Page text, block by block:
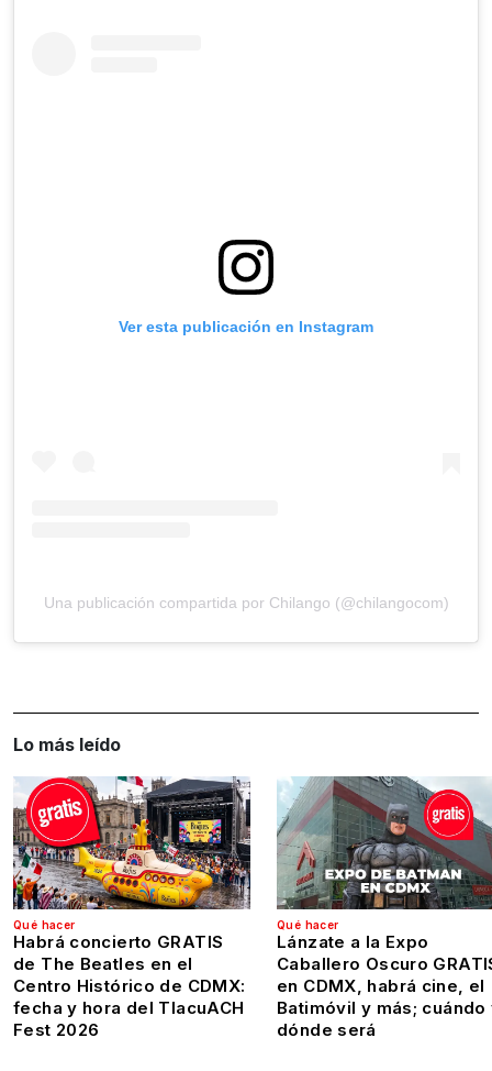
Ver esta publicación en Instagram
Una publicación compartida por Chilango (@chilangocom)
Lo más leído
Qué hacer
Habrá concierto GRATIS
de The Beatles en el
Centro Histórico de CDMX:
fecha y hora del TlacuACH
Fest 2026
Qué hacer
Lánzate a la Expo
Caballero Oscuro
en CDMX, habrá cine, el
Batimóvil y más; cuándo
dónde será